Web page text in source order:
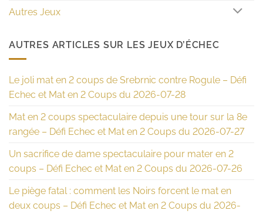
Autres Jeux
AUTRES ARTICLES SUR LES JEUX D’ÉCHEC
Le joli mat en 2 coups de Srebrnic contre Rogule – Défi
Echec et Mat en 2 Coups du 2026-07-28
Mat en 2 coups spectaculaire depuis une tour sur la 8e
rangée – Défi Echec et Mat en 2 Coups du 2026-07-27
Un sacrifice de dame spectaculaire pour mater en 2
coups – Défi Echec et Mat en 2 Coups du 2026-07-26
Le piège fatal : comment les Noirs forcent le mat en
deux coups – Défi Echec et Mat en 2 Coups du 2026-